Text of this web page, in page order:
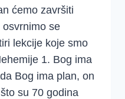
ćemo završiti
se
lekcije koje smo
1. Bog ima
Bog ima plan, on
su 70 godina